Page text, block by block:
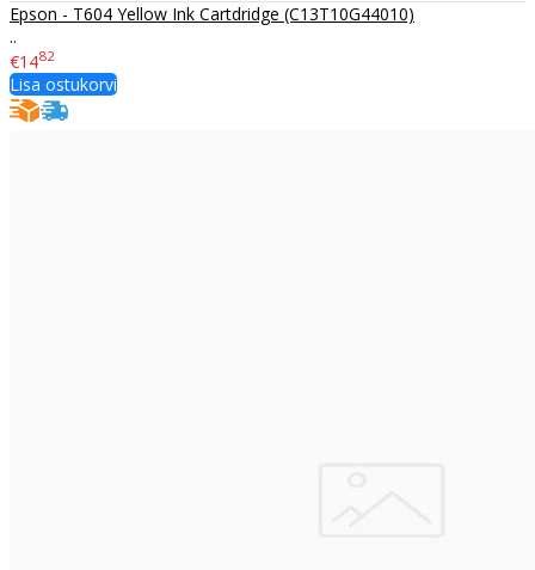
Epson - T604 Yellow Ink Cartdridge (C13T10G44010)
..
€1482
Lisa ostukorvi